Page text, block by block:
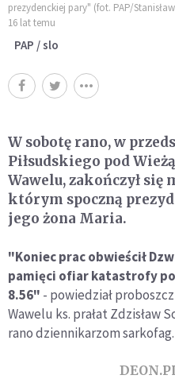
prezydenckiej pary" (fot. PAP/
16 lat temu
PAP / slo
W sobotę rano, w
Piłsudskiego pod
Wawelu, zakończył się
którym spoczną
jego żona Maria.
"Koniec prac obwieścił
pamięci ofiar katastrofy
8.56" - powiedział
Wawelu ks. prałat Zdzisław
rano dziennikarzom sarkofag.